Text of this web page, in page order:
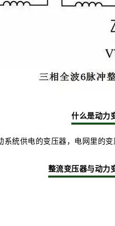
什么是动力
统供电的变压器，电网里的变
整流变压器与动力